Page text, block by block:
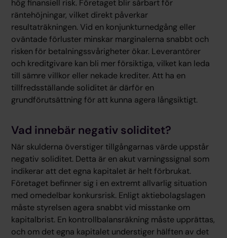
hög finansiell risk. Företaget blir sårbart för
räntehöjningar, vilket direkt påverkar
resultaträkningen. Vid en konjunkturnedgång eller
oväntade förluster minskar marginalerna snabbt och
risken för betalningssvårigheter ökar. Leverantörer
och kreditgivare kan bli mer försiktiga, vilket kan leda
till sämre villkor eller nekade krediter. Att ha en
tillfredsställande soliditet är därför en
grundförutsättning för att kunna agera långsiktigt.
Vad innebär negativ soliditet?
När skulderna överstiger tillgångarnas värde uppstår
negativ soliditet. Detta är en akut varningssignal som
indikerar att det egna kapitalet är helt förbrukat.
Företaget befinner sig i en extremt allvarlig situation
med omedelbar konkursrisk. Enligt aktiebolagslagen
måste styrelsen agera snabbt vid misstanke om
kapitalbrist. En kontrollbalansräkning måste upprättas,
och om det egna kapitalet understiger hälften av det